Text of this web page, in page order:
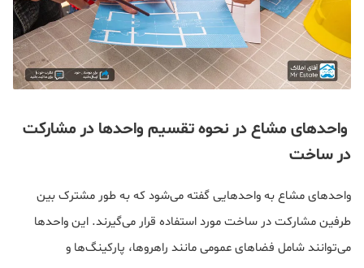
واحدهای مشاع در نحوه تقسیم واحدها در مشارکت
در ساخت
واحدهای مشاع به واحدهایی گفته می‌شود که به طور مشترک بین
طرفین مشارکت در ساخت مورد استفاده قرار می‌گیرند. این واحدها
می‌توانند شامل فضاهای عمومی مانند راهروها، پارکینگ‌ها و